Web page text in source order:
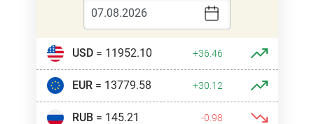
USD= 11952.10 +36.46
EUR= 13779.58 +30.12
RUB= 145.21 -0.98